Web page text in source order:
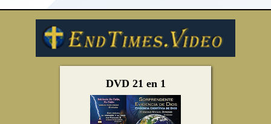
DVD 21 en 1